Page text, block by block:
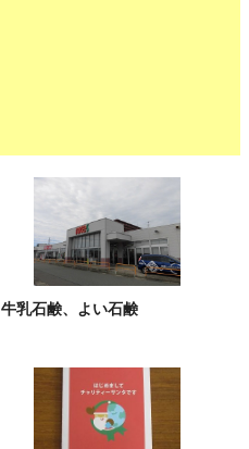
牛乳石鹸、よい石鹸